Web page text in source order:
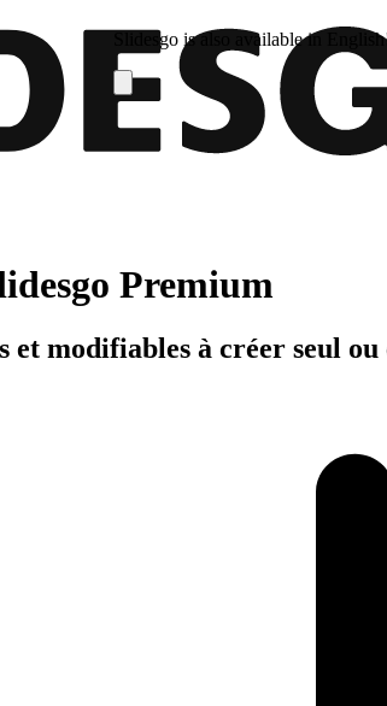
Slidesgo is also available in
Premium
et modifiables à créer seul ou